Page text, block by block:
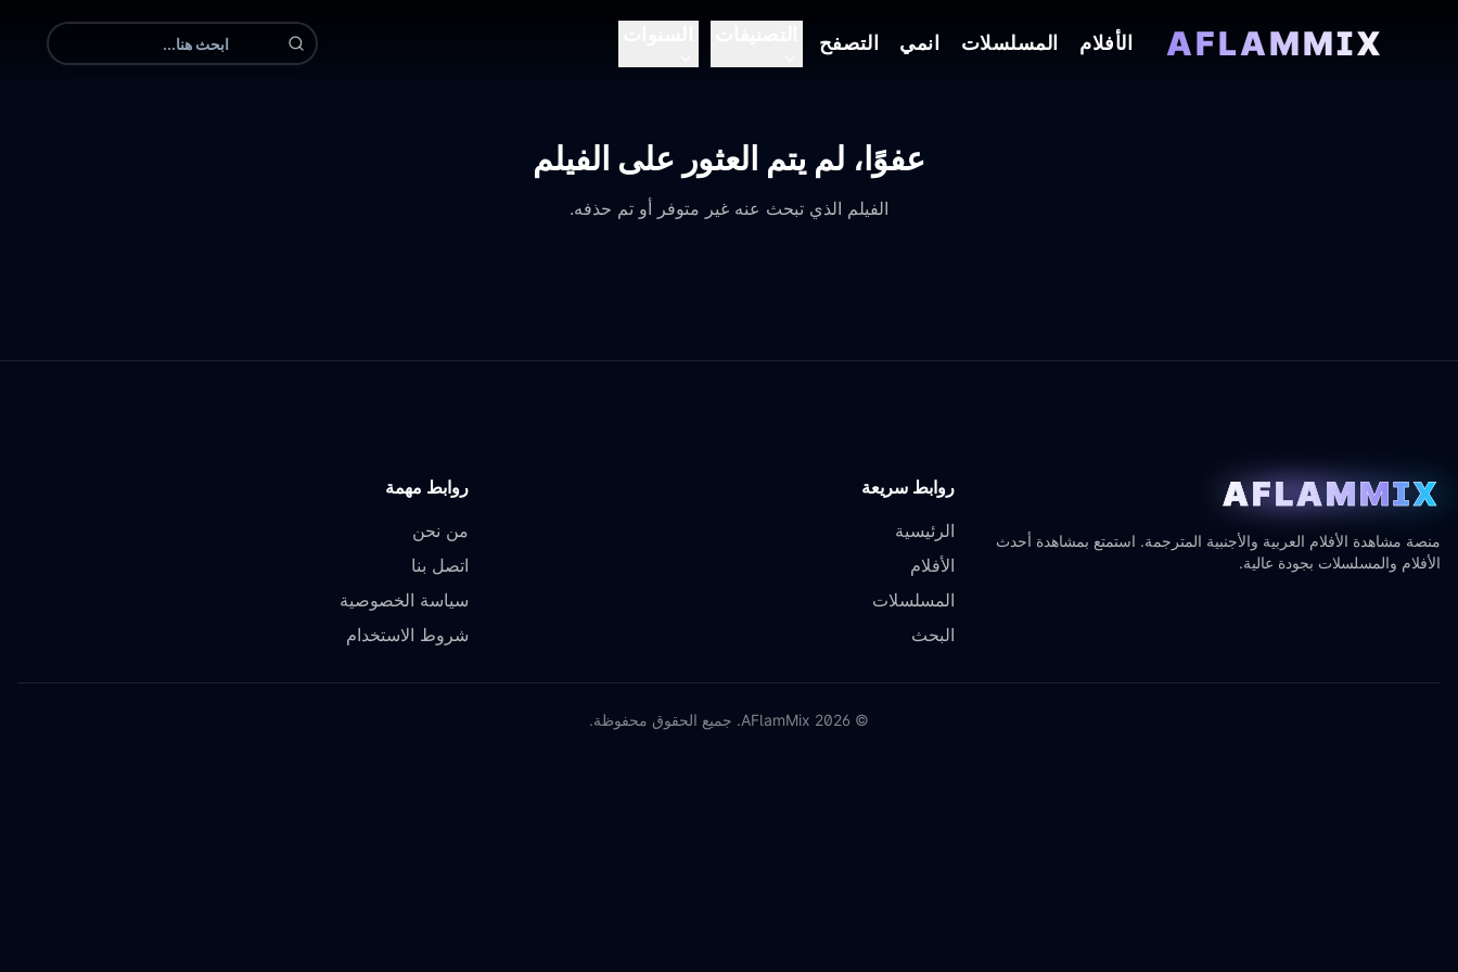
AFLAMMIX الأفلام المسلسلات انمي التصفح
عفوًا، لم يتم العثور على الفيلم
الفيلم الذي تبحث عنه غير متوفر أو تم حذفه.
AFLAMMIX
منصة مشاهدة الأفلام العربية والأجنبية المترجمة. استمتع بمشاهدة أحدث
الأفلام والمسلسلات بجودة عالية.
روابط سريعة
الرئيسية
الأفلام
المسلسلات
البحث
روابط مهمة
من نحن
اتصل بنا
سياسة الخصوصية
شروط الاستخدام
©
2026